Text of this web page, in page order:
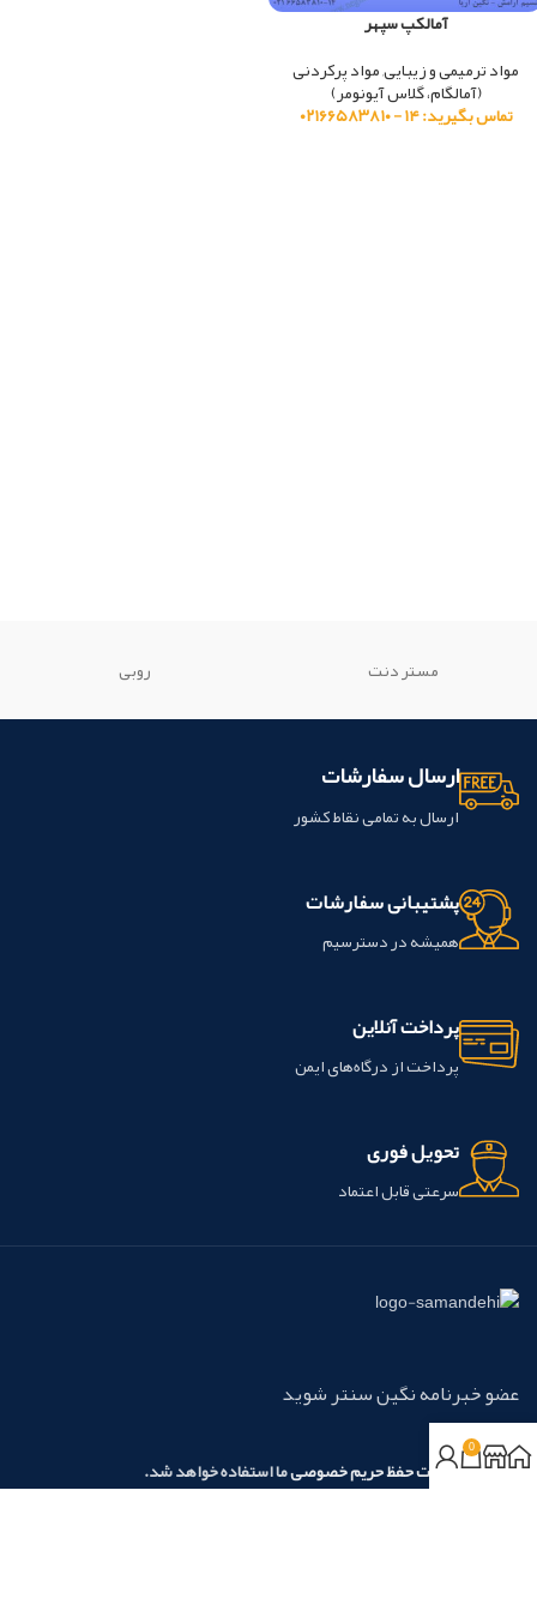
آمالکپ سپهر
مواد ترمیمی و زیبایی,مواد پرکردنی
(آمالگام، گلاس آیونومر)
تماس بگیرید: ۱۴ - ۰۲۱۶۶۵۸۳۸۱۰
مستر دنت روبی
ارسال سفارشات
ارسال به تمامی نقاط کشور
پشتیبانی سفارشات
همیشه در دسترسیم
پرداخت آنلاین
پرداخت از درگاه‌های ایمن
تحویل فوری
سرعتی قابل اعتماد
عضو خبرنامه نگین سنتر شوید
مطابق باسیاست حفظ حریم خصوصیما استفاده خواهد شد.
0